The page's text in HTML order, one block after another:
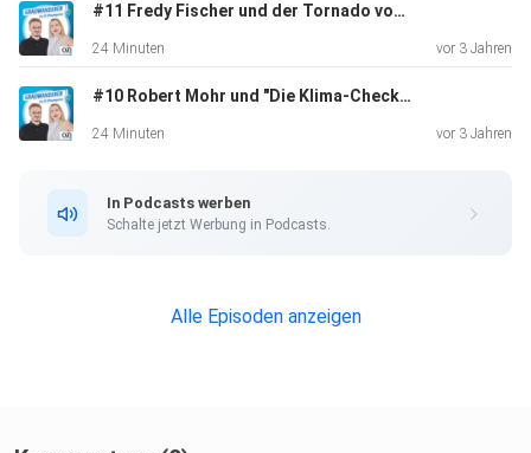
#11 Fredy Fischer und der Tornado von Großheide
24 Minuten vor 3 Jahren
#10 Robert Mohr und "Die Klima-Checker"
24 Minuten vor 3 Jahren
In Podcasts werben
Schalte jetzt Werbung in Podcasts.
Alle Episoden anzeigen